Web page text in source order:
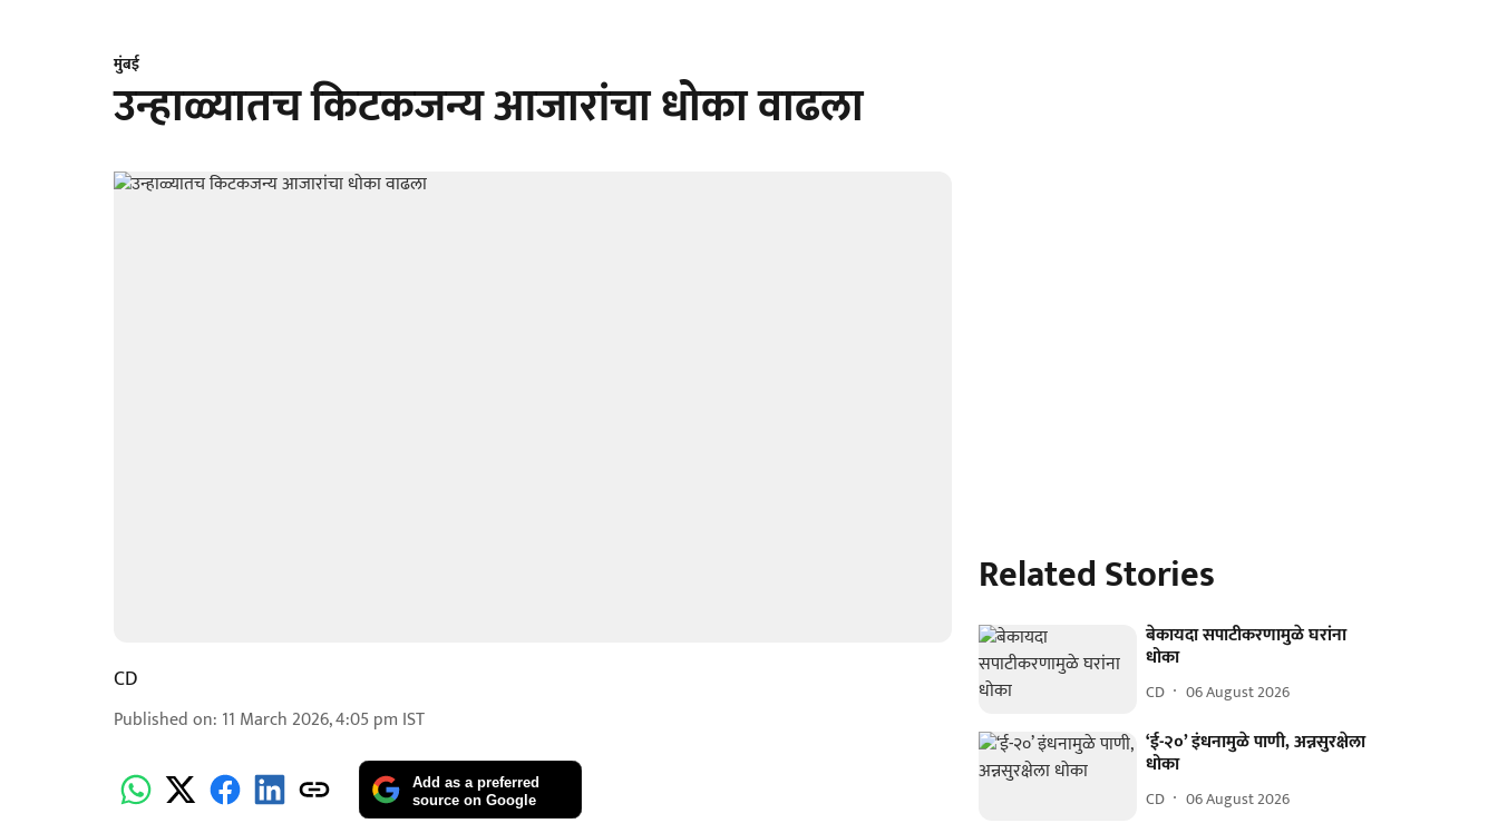
मुंबई
उन्हाळ्यातच किटकजन्य आजारांचा धोका वाढला
CD
Published on: 11 March 2026, 4:05 pm IST
Add as a preferred
source on Google
Related Stories
बेकायदा सपाटीकरणामुळे घरांना
धोका
CD 06 August 2026
‘ई-२०’ इंधनामुळे पाणी, अन्नसुरक्षेला
धोका
CD 06 August 2026